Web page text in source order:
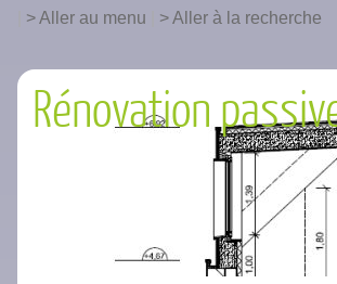
Rénovation
Aller au menu Aller à la recherche